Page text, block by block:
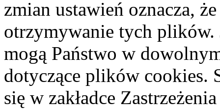
zmian ustawień oznacza,
otrzymywanie tych plików.
mogą Państwo w
dotyczące plików cookies.
się w zakładce